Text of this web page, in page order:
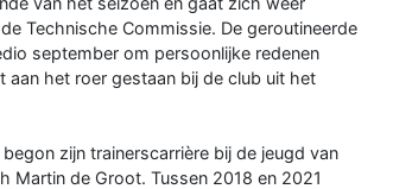
Technische Commissie. De geroutineerde
september om persoonlijke redenen
het roer gestaan bij de club uit het
zijn trainerscarrière bij de jeugd van
Martin de Groot. Tussen 2018 en 2021